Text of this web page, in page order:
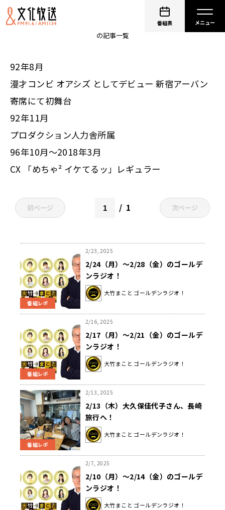
番組表
の記事一覧
92年8月
漫才コンビ オアシズ としてデビュー 新宿アーバン
寄席にて初舞台
92年11月
プロダクション人力舎所属
96年10月～2018年3月
CX 「めちゃ² イケてるッ」レギュラー
前ページ 1 次ページ
番組レポ
2/23, 2025
2/24（月）～2/28（金）のゴールデ
ンラジオ！
大竹まこと ゴールデンラジオ！
番組レポ
2/16, 2025
2/17（月）～2/21（金）のゴールデ
ンラジオ！
大竹まこと ゴールデンラジオ！
番組レポ
2/13, 2025
2/13（木）大久保佳代子さん、長崎
旅行へ！
大竹まこと ゴールデンラジオ！
2/7, 2025
2/10（月）～2/14（金）のゴールデ
ンラジオ！
大竹まこと ゴールデンラジオ！